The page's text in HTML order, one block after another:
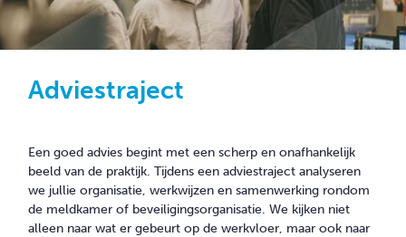
Adviestraject
Een goed advies begint met een scherp en onafhankelijk
beeld van de praktijk. Tijdens een adviestraject analyseren
we jullie organisatie, werkwijzen en samenwerking rondom
de meldkamer of beveiligingsorganisatie. We kijken niet
alleen naar wat er gebeurt op de werkvloer, maar ook naar
Missie en visie
Aanpak en werkwijze
Locaties
OVERZICHT PRODUCTEN
CONTACT